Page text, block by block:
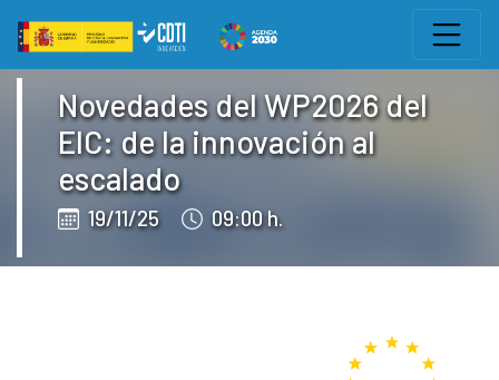
Eventos CDTI
Novedades del WP2026 del
EIC: de la innovación al
escalado
19/11/25 09:00 h.